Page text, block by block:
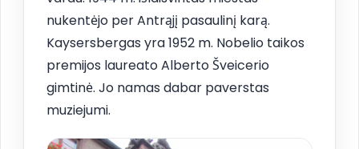
nukentėjo per Antrąjį pasaulinį karą.
Kaysersbergas yra 1952 m. Nobelio taikos
premijos laureato Alberto Šveicerio
gimtinė. Jo namas dabar paverstas
muziejumi.